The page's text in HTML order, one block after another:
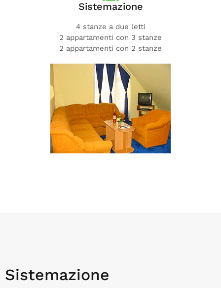
Sistemazione
4 stanze a due letti
2 appartamenti con 3 stanze
2 appartamenti con 2 stanze
Sistemazione